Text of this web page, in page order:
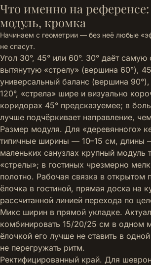
Что именно на референсе:
модуль, кромка
Начинаем с геометрии — без неё любые
не спасут.
Угол 30°, 45° или 60°. 30° даёт самую
вытянутую «стрелу» (вершина 60°),
универсальный баланс (вершина
120°, «стрела» шире и визуально
коридорах 45° предсказуемее; в
лучше подчёркивает направление,
Размер модуля. Для «деревянного»
типичные ширины — 10–15 см, длины
маленьких санузлах крупный модуль
«стрелы»; в гостиных чрезмерно
полотно. Рабочая связка в открытом
ёлочка в гостиной, прямая доска на
рассчитанной линией перехода по
Микс ширин в прямой укладке.
комбинировать 15/20/25 см в одном
ёлочкой его лучше не ставить в
не перегружать ритм.
Ректифицированный край. Для